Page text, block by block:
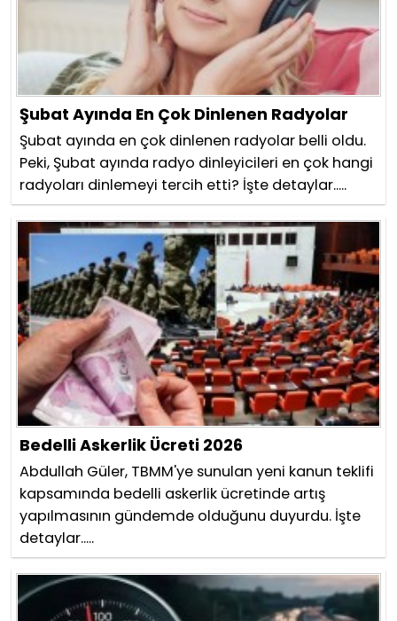
Şubat Ayında En Çok Dinlenen Radyolar
Şubat ayında en çok dinlenen radyolar belli oldu.
Peki, Şubat ayında radyo dinleyicileri en çok hangi
radyoları dinlemeyi tercih etti? İşte detaylar.....
Bedelli Askerlik Ücreti 2026
Abdullah Güler, TBMM'ye sunulan yeni kanun teklifi
kapsamında bedelli askerlik ücretinde artış
yapılmasının gündemde olduğunu duyurdu. İşte
detaylar.....